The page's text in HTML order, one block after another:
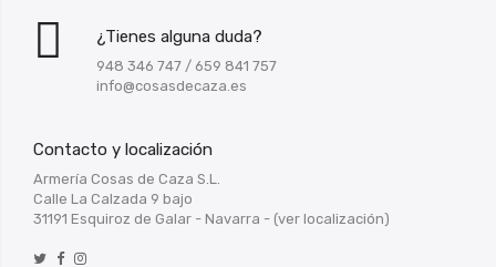
¿Tienes alguna duda?
948 346 747 / 659 841 757
info@cosasdecaza.es
Contacto y localización
Armería Cosas de Caza S.L.
Calle La Calzada 9 bajo
31191 Esquiroz de Galar - Navarra - (ver localización)